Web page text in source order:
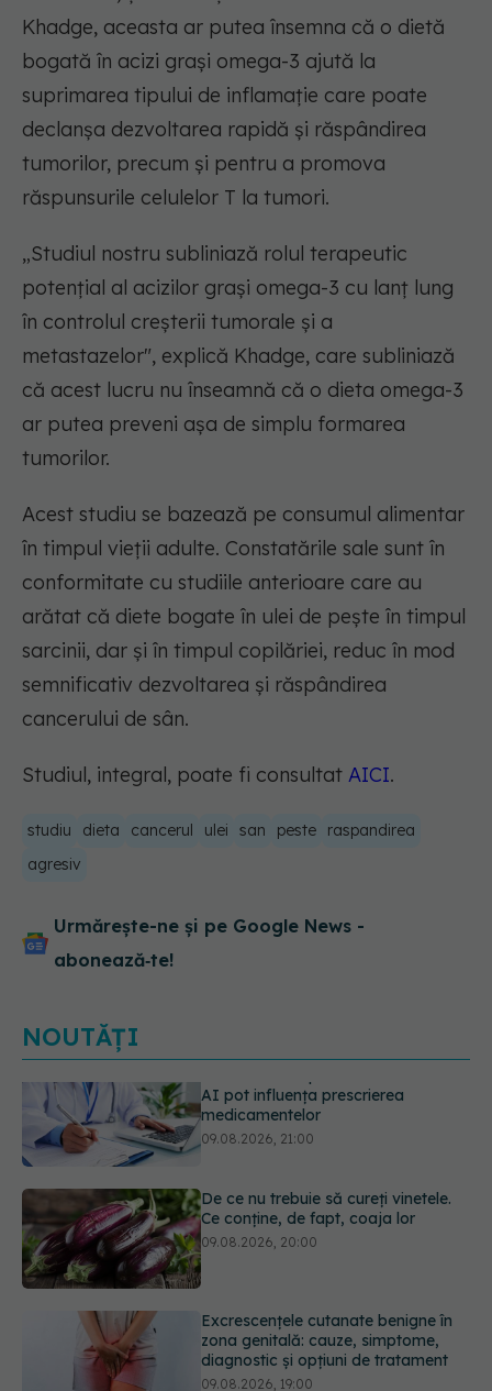
Khadge, aceasta ar putea însemna că o dietă
bogată în acizi grași omega-3 ajută la
suprimarea tipului de inflamație care poate
declanșa dezvoltarea rapidă și răspândirea
tumorilor, precum și pentru a promova
răspunsurile celulelor T la tumori.
„Studiul nostru subliniază rolul terapeutic
potențial al acizilor grași omega-3 cu lanț lung
în controlul creșterii tumorale și a
metastazelor", explică Khadge, care subliniază
că acest lucru nu înseamnă că o dieta omega-3
ar putea preveni așa de simplu formarea
tumorilor.
Acest studiu se bazează pe consumul alimentar
în timpul vieții adulte. Constatările sale sunt în
conformitate cu studiile anterioare care au
arătat că diete bogate în ulei de pește în timpul
sarcinii, dar și în timpul copilăriei, reduc în mod
semnificativ dezvoltarea și răspândirea
cancerului de sân.
Studiul, integral, poate fi consultat AICI.
studiu dieta cancerul ulei san peste
raspandirea
agresiv
Urmărește-ne și pe Google News -
abonează‑te!
NOUTĂȚI
De ce nu trebuie să cureți vinetele.
Ce conține, de fapt, coaja lor
Excrescențele cutanate benigne în
Guma de mestecat care a captat
93% din HPV. Rezultatele